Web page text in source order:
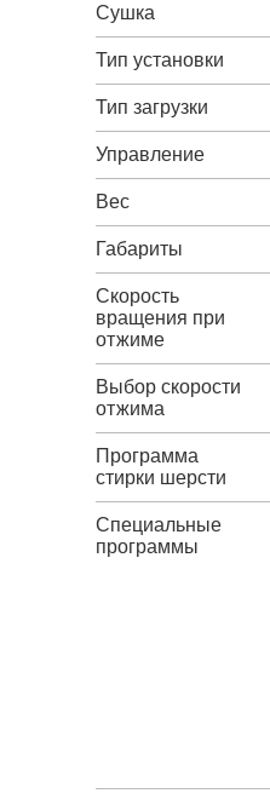
Сушка
Тип установки
Тип загрузки
Управление
Вес
Габариты
Скорость
вращения при
отжиме
Выбор скорости
отжима
Программа
стирки шерсти
Специальные
программы